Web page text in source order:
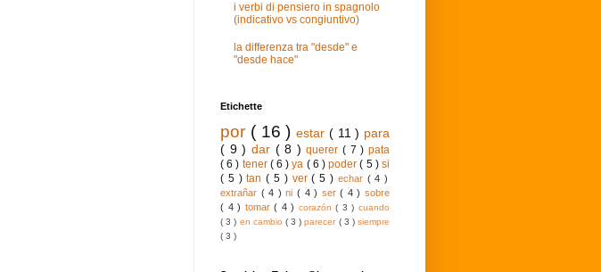
i verbi di pensiero in spagnolo
(indicativo vs congiuntivo)
la differenza tra "desde" e
"desde hace"
Etichette
por ( 16 ) estar ( 11 ) para
( 9 ) dar ( 8 )querer( 7 )pata
( 6 ) tener ( 6 )ya ( 6 )poder( 5 )si
( 5 )tan( 5 ) ver( 5 ) echar ( 4 )
extrañar ( 4 )ni ( 4 ) ser( 4 )sobre
( 4 ) tomar( 4 ) corazón( 3 )cuando
( 3 ) en cambio ( 3 )parecer ( 3 )siempre
( 3 )